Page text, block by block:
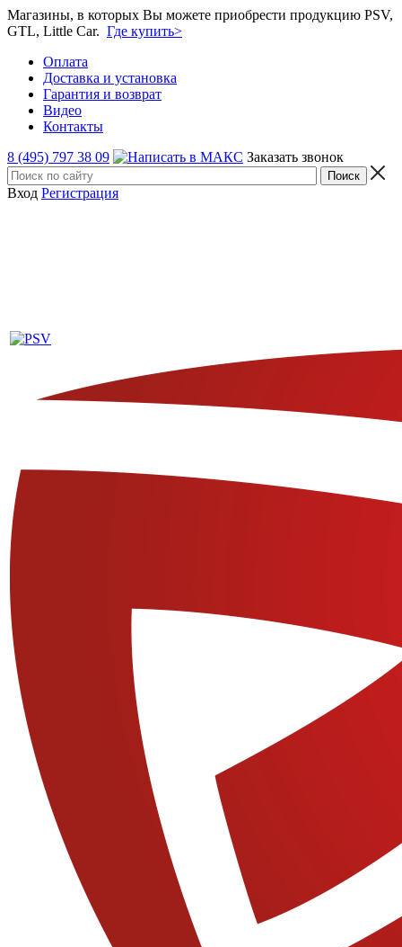
Магазины, в которых Вы можете приобрести продукцию PSV,
GTL, Little Car. Где купить>
Оплата
Доставка и установка
Гарантия и возврат
Видео
Контакты
8 (495) 797 38 09
Заказать звонок
Вход Регистрация